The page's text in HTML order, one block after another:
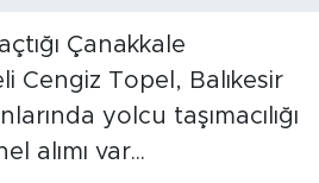
Çanakkale
Cengiz Topel, Balıkesir
yolcu taşımacılığı
alımı var...